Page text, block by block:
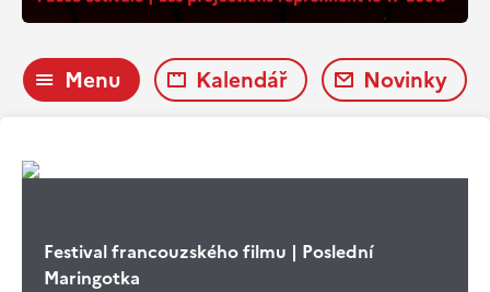
Menu Kalendář Novinky
Festival francouzského filmu | Poslední
Maringotka